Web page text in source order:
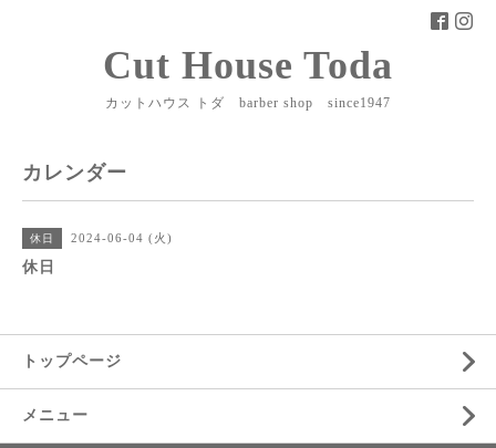
Cut House Toda
カットハウス トダ barber shop since1947
カレンダー
休日 2024-06-04 (火)
休日
トップページ
メニュー